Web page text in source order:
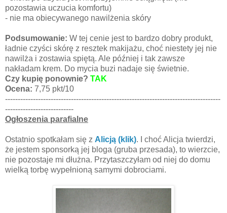
pozostawia uczucia komfortu)
- nie ma obiecywanego nawilżenia skóry
Podsumowanie: W tej cenie jest to bardzo dobry produkt,
ładnie czyści skórę z resztek makijażu, choć niestety jej nie
nawilża i zostawia spiętą. Ale później i tak zawsze
nakładam krem. Do mycia buzi nadaje się świetnie.
Czy kupię ponownie? TAK
Ocena: 7,75 pkt/10
-------------------------------------------------------------------------------------
---------------------------
Ogłoszenia parafialne
Ostatnio spotkałam się z Alicją (klik). I choć Alicja twierdzi,
że jestem sponsorką jej bloga (gruba przesada), to wierzcie,
nie pozostaje mi dłużna. Przytaszczyłam od niej do domu
wielką torbę wypełnioną samymi dobrociami.